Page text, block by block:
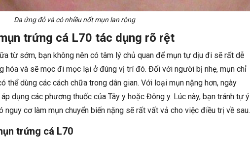
Da ửng đỏ và có nhiều nốt mụn lan rộng
trứng cá L70 tác dụng rõ rệt
từ sớm, bạn không nên có tâm lý chủ quan để mụn tự dịu đi sẽ rất dễ
hóa và sẽ mọc đi mọc lại ở đúng vị trí đó. Đối với người bị nhẹ, mụn chỉ
thể dùng các cách chữa trong dân gian. Với loại mụn nặng hơn, ngày
dụng các phương thuốc của Tây y hoặc Đông y. Lúc này, bạn tránh tự ý
nguy cơ làm mụn chuyển biến nặng sẽ rất vất vả cho việc điều trị về sau.
trứng cá L70